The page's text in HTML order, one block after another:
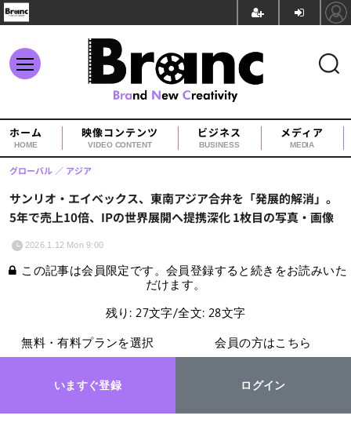
ホーム
HOME
映像コンテンツ
VIDEO CONTENT
ビジネス
BUSINESS
メディア
MEDIA
サンリオ・エイベックス、東南アジア合弁を「発展的解消」。
5年で売上10倍、IPの世界展開へ提携深化 1枚目の写真・画像
グローバル アジア
2026.1.12 Mon 9:00
この記事は会員限定です。会員登録すると続きをお読みいた
だけます。
残り: 27文字/全文: 28文字
無料・有料プランを選択
いますぐ登録
会員の方はこちら
ログイン